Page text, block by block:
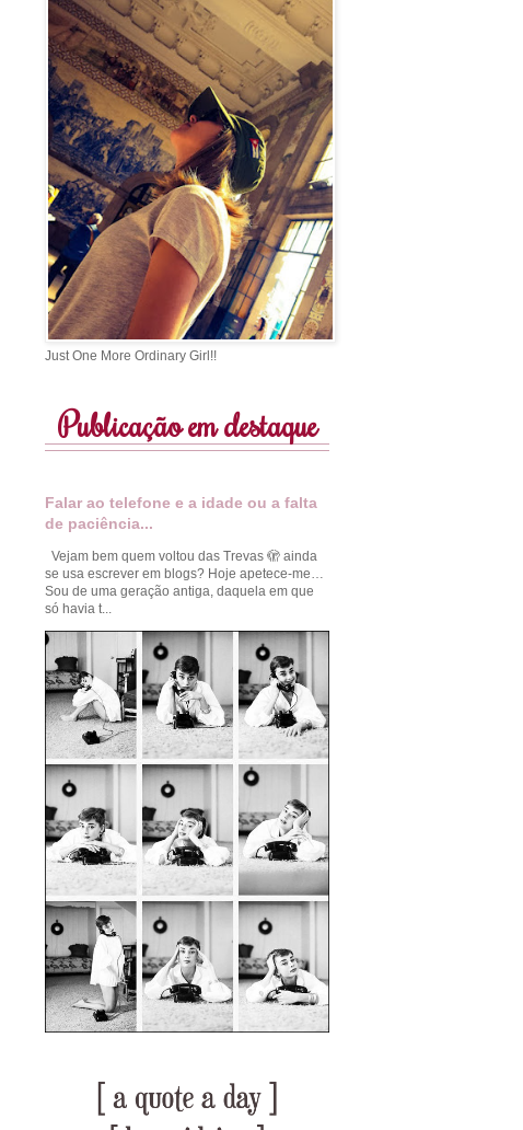
Just One More Ordinary Girl!!
Publicação em destaque
Falar ao telefone e a idade ou a falta
de paciência...
Vejam bem quem voltou das Trevas 🫣 ainda
se usa escrever em blogs? Hoje apetece-me…
Sou de uma geração antiga, daquela em que
só havia t...